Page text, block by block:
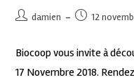
damien 12
Biocoop vous invite à
17 Novembre 2018.